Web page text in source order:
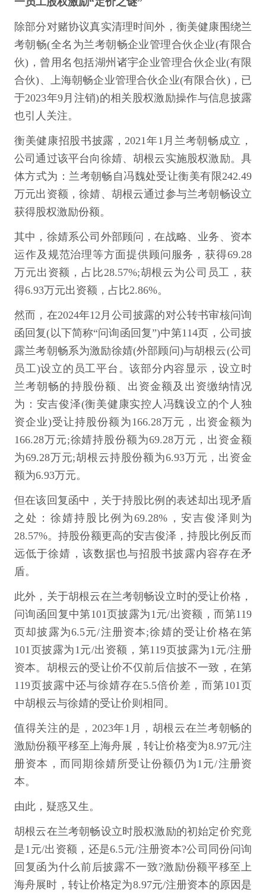
除部分对赌协议真实清理时间外，衡美健康围绕兰
考朝畅(全名为兰考朝畅企业管理合伙企业(有限合
伙)，曾用名包括湖州诸宇企业管理合伙企业(有限
合伙)、上海朝畅企业管理合伙企业(有限合伙)，已
于2023年9月注销)的相关股权激励操作与信息披露
也引人关注。
衡美健康招股书披露，2021年1月兰考朝畅成立，
公司通过该平台向徐婧、胡根云实施股权激励。具
体方式为：兰考朝畅自冯魏处受让衡美有限242.49
万元出资额，徐婧、胡根云通过参与兰考朝畅设立
获得股权激励份额。
其中，徐婧系公司外部顾问，在战略、业务、资本
运作及规范治理等方面提供顾问服务，获得69.28
万元出资额，占比28.57%;胡根云为公司员工，获
得6.93万元出资额，占比2.86%。
然而，在2024年12月公司披露的对公转书审核问询
函回复(以下简称“问询函回复”)中第114页，公司披
露兰考朝畅系为激励徐婧(外部顾问)与胡根云(公司
员工)设立的员工平台。该部分内容显示，设立时
兰考朝畅的持股份额、出资金额及出资缴纳情况
为：安吉俊泽(衡美健康实控人冯魏设立的个人独
资企业)受让持股份额为166.28万元，出资金额为
166.28万元;徐婧持股份额为69.28万元，出资金额
为69.28万元;胡根云持股份额为6.93万元，出资金
额为6.93万元。
但在该回复函中，关于持股比例的表述却出现矛盾
之处：徐婧持股比例为69.28%，安吉俊泽则为
28.57%。持股份额更高的安吉俊泽，持股比例反而
远低于徐婧，该数据也与招股书披露内容存在矛
盾。
此外，关于胡根云在兰考朝畅设立时的受让价格，
问询函回复中第101页披露为1元/出资额，而第119
页却披露为6.5元/注册资本;徐婧的受让价格在第
101页披露为1元/出资额，第119页披露为1元/注册
资本。胡根云的受让价不仅前后信披不一致，在第
119页披露中还与徐婧存在5.5倍价差，而第101页
中胡根云与徐婧的受让价则相同。
值得关注的是，2023年1月，胡根云在兰考朝畅的
激励份额平移至上海舟展，转让价格变为8.97元/注
册资本，而同期徐婧所受让份额仍为1元/注册资
本。
由此，疑惑又生。
胡根云在兰考朝畅设立时股权激励的初始定价究竟
是1元/出资额，还是6.5元/注册资本?公司同份问询
回复函为什么前后披露不一致?激励份额平移至上
海舟展时，转让价格定为8.97元/注册资本的原因是